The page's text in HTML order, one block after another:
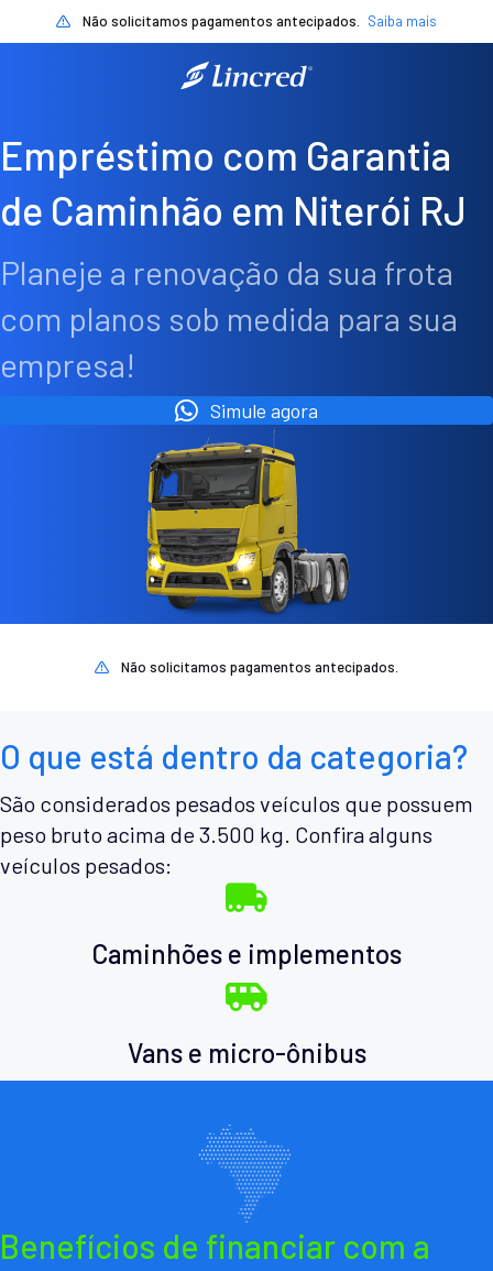
Não solicitamos pagamentos antecipados. Saiba mais
Empréstimo com Garantia
de Caminhão em Niterói RJ
Planeje a renovação da sua frota
com planos sob medida para sua
empresa!
Simule agora
Não solicitamos pagamentos antecipados.
O que está dentro da categoria?
São considerados pesados veículos que possuem
peso bruto acima de 3.500 kg. Confira alguns
veículos pesados:
Caminhões e implementos
Vans e micro-ônibus
Benefícios de financiar com a